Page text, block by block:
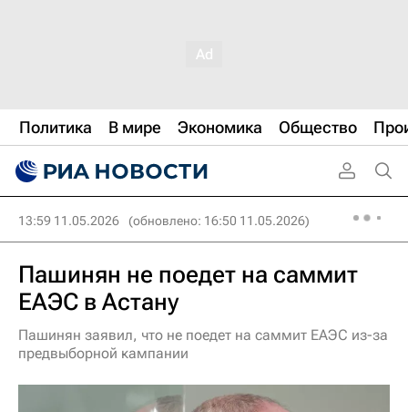
Политика В мире Экономика Общество
13:59 11.05.2026 (обновлено: 16:50 11.05.2026)
Пашинян не поедет на саммит
ЕАЭС в Астану
Пашинян заявил, что не поедет на саммит ЕАЭС из-за
предвыборной кампании